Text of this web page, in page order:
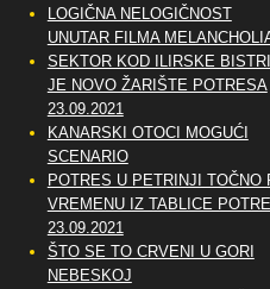
LOGIČNA NELOGIČNOST
UNUTAR FILMA
SEKTOR KOD ILIRSKE
JE NOVO ŽARIŠTE POTRESA
23.09.2021
KANARSKI OTOCI MOGUĆI
SCENARIO
POTRES U PETRINJI TOČNO
VREMENU IZ TABLICE
23.09.2021
ŠTO SE TO CRVENI U GORI
NEBESKOJ